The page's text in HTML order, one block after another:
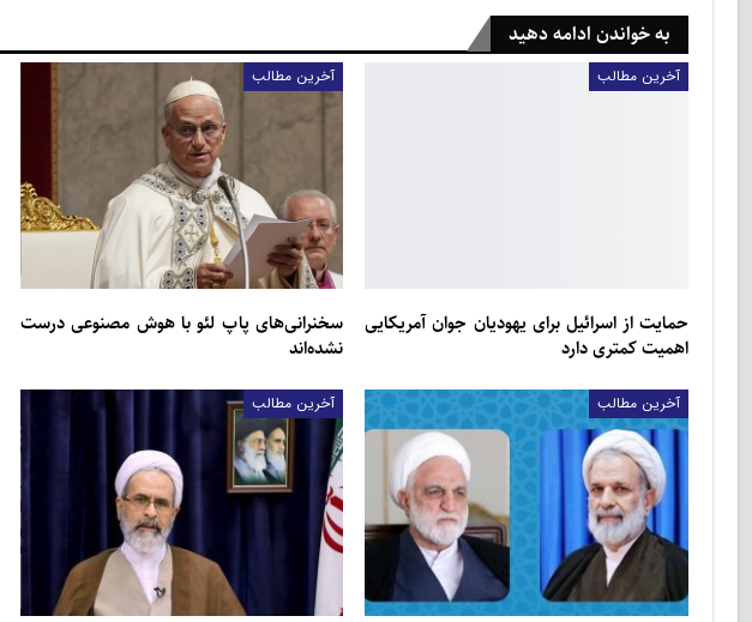
به خواندن ادامه دهید
آخرین مطالب
حمایت از اسرائیل برای یهودیان جوان آمریکایی
اهمیت کمتری دارد
آخرین مطالب
سخنرانی‌های پاپ لئو با هوش مصنوعی درست
نشده‌اند
آخرین مطالب آخرین مطالب